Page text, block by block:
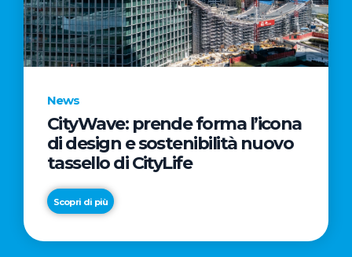
News
CityWave: prende forma l’icona
di design e sostenibilità nuovo
tassello di CityLife
Scopri di più
News
“Passione